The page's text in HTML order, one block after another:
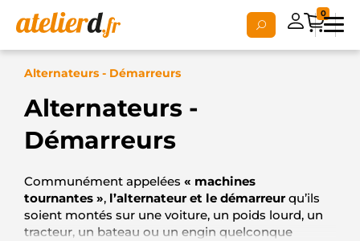
0
Alternateurs - Démarreurs
Alternateurs -
Démarreurs
Communément appelées « machines
tournantes », l’alternateur et le démarreur qu’ils
soient montés sur une voiture, un poids lourd, un
tracteur, un bateau ou un engin quelconque